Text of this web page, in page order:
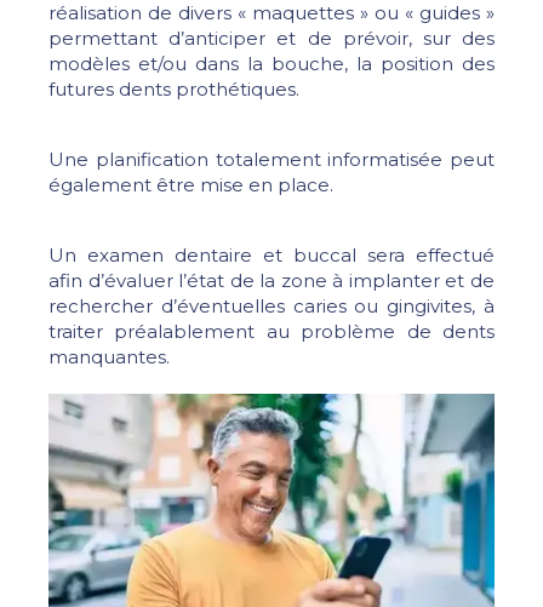
réalisation de divers « maquettes » ou « guides »
permettant d’anticiper et de prévoir, sur des
modèles et/ou dans la bouche, la position des
futures dents prothétiques.
Une planification totalement informatisée peut
également être mise en place.
Un examen dentaire et buccal sera effectué
afin d’évaluer l’état de la zone à implanter et de
rechercher d’éventuelles caries ou gingivites, à
traiter préalablement au problème de dents
manquantes.